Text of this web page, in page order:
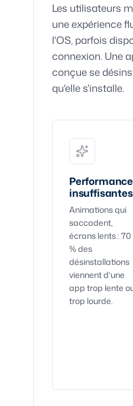
Les utilisateurs
une expérience
l'OS, parfois
connexion. Une
conçue se
qu'elle s'installe.
insuffisantes
Animations qui
saccadent,
écrans lents : 70
% des
désinstallations
viennent d'une
app trop lente
trop lourde.